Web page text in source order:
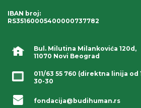
Bul. Milutina Milankovića 120d,
11070 Novi Beograd
011/63 55 760 (direktna linija od
30-30
fondacija@budihuman.rs
IBAN broj:
RS35160005400000737782